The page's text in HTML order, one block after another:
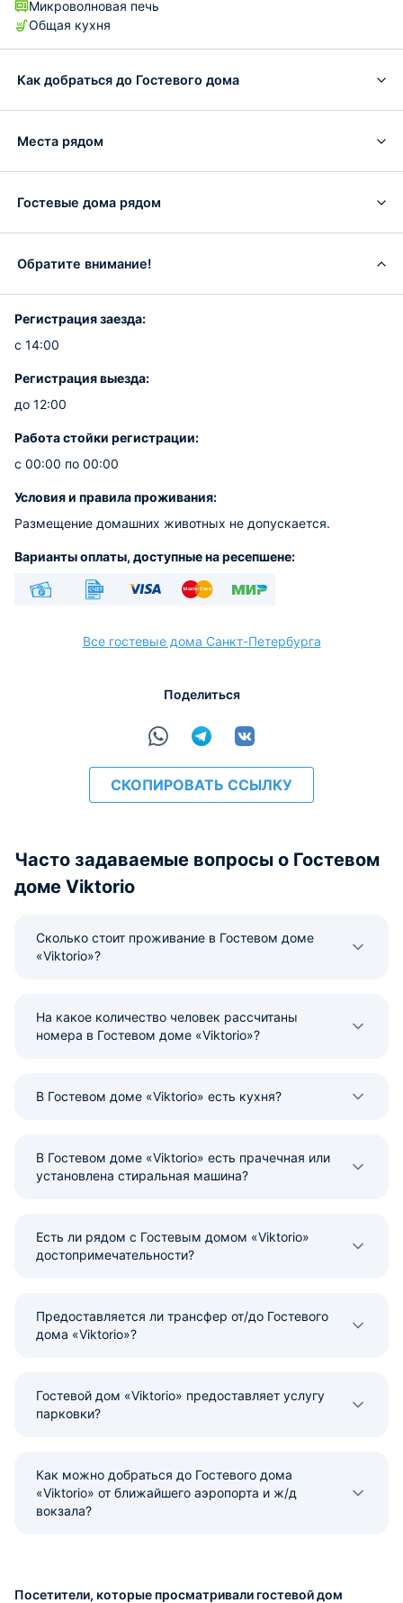
Микроволновая печь
Общая кухня
Как добраться до Гостевого дома
Места рядом
Гостевые дома рядом
Обратите внимание!
Регистрация заезда:
с 14:00
Регистрация выезда:
до 12:00
Работа стойки регистрации:
с 00:00 по 00:00
Условия и правила проживания:
Размещение домашних животных не допускается.
Варианты оплаты, доступные на ресепшене:
Все гостевые дома Санкт-Петербурга
Поделиться
СКОПИРОВАТЬ ССЫЛКУ
Часто задаваемые вопросы о Гостевом
доме Viktorio
Сколько стоит проживание в Гостевом доме
«Viktorio»?
На какое количество человек рассчитаны
номера в Гостевом доме «Viktorio»?
В Гостевом доме «Viktorio» есть кухня?
В Гостевом доме «Viktorio» есть прачечная или
установлена стиральная машина?
Есть ли рядом с Гостевым домом «Viktorio»
достопримечательности?
Предоставляется ли трансфер от/до Гостевого
дома «Viktorio»?
Гостевой дом «Viktorio» предоставляет услугу
парковки?
Как можно добраться до Гостевого дома
«Viktorio» от ближайшего аэропорта и ж/д
вокзала?
Посетители, которые просматривали гостевой дом